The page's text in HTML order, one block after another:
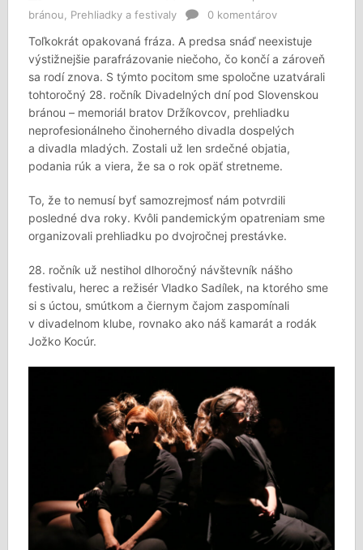
bránou
Prehliadky a festivaly 0 komentárov
Toľkokrát opakovaná fráza. A predsa snáď neexistuje
výstižnejšie parafrázovanie niečoho, čo končí a zároveň
sa rodí znova. S týmto pocitom sme spoločne uzatvárali
tohtoročný 28. ročník Divadelných dní pod Slovenskou
bránou – memoriál bratov Držíkovcov, prehliadku
neprofesionálneho činoherného divadla dospelých
a divadla mladých. Zostali už len srdečné objatia,
podania rúk a viera, že sa o rok opäť stretneme.
To, že to nemusí byť samozrejmosť nám potvrdili
posledné dva roky. Kvôli pandemickým opatreniam sme
organizovali prehliadku po dvojročnej prestávke.
28. ročník už nestihol dlhoročný návštevník nášho
festivalu, herec a režisér Vladko Sadílek, na ktorého sme
si s úctou, smútkom a čiernym čajom zaspomínali
v divadelnom klube, rovnako ako náš kamarát a rodák
Jožko Kocúr.